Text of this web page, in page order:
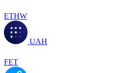
ETHW
UAH
FET